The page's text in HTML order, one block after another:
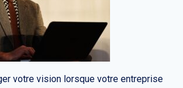
votre vision lorsque votre entreprise